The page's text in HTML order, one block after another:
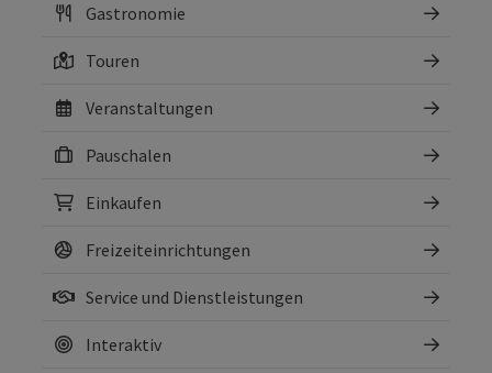
Gastronomie
Touren
Veranstaltungen
Pauschalen
Einkaufen
Freizeiteinrichtungen
Service und Dienstleistungen
Interaktiv